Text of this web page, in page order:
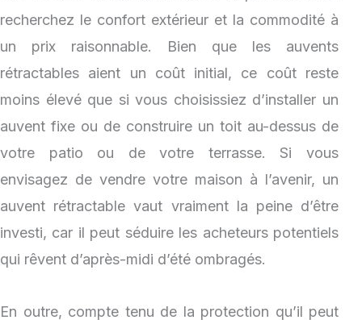
recherchez le confort extérieur et la commodité à
un prix raisonnable. Bien que les auvents
rétractables aient un coût initial, ce coût reste
moins élevé que si vous choisissiez d’installer un
auvent fixe ou de construire un toit au-dessus de
votre patio ou de votre terrasse. Si vous
envisagez de vendre votre maison à l’avenir, un
auvent rétractable vaut vraiment la peine d’être
investi, car il peut séduire les acheteurs potentiels
qui rêvent d’après-midi d’été ombragés.
En outre, compte tenu de la protection qu’il peut